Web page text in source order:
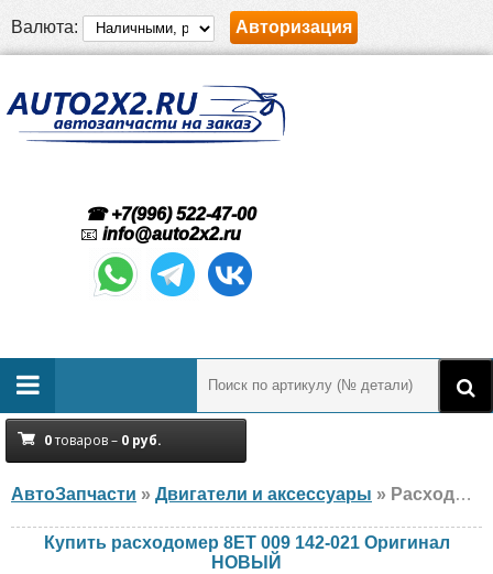
Валюта: Авторизация
☎ +7(996) 522-47-00
📧 info@auto2x2.ru
0товаров – 0 руб.
АвтоЗапчасти » Двигатели и аксессуары » Расходомер Оригинал 8ET 009 142-021 BMW, Hyundai, KIA, НОВЫЙ
Купить расходомер 8ET 009 142-021 Оригинал
НОВЫЙ